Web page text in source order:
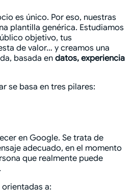
es único. Por eso, nuestras
plantilla genérica. Estudiamos
objetivo, tus
de valor… y creamos una
basada endatos, experiencia
se basa en tres pilares:
en Google. Se trata de
adecuado, en el momento
que realmente puede
a: